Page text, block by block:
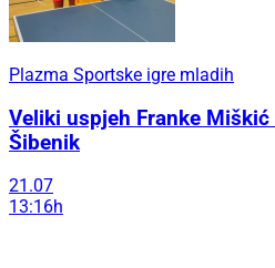
Plazma Sportske igre mladih
Veliki uspjeh Franke
Šibenik
21.07
13:16h